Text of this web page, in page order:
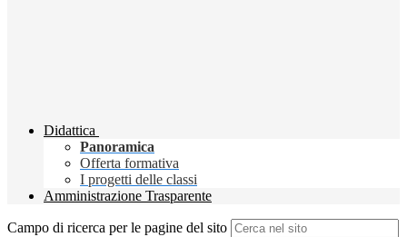
Didattica
Panoramica
Offerta formativa
I progetti delle classi
Amministrazione Trasparente
Campo di ricerca per le pagine del sito